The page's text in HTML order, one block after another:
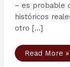
– es probable
históricos
otro […]
Tercera
Temporada
Read More »